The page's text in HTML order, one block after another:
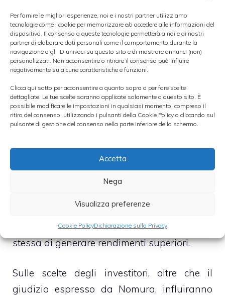
Per fornire le migliori esperienze, noi e i nostri partner utilizziamo
tecnologie come i cookie per memorizzare e/o accedere alle informazioni del
dispositivo. Il consenso a queste tecnologie permetterà a noi e ai nostri
partner di elaborare dati personali come il comportamento durante la
navigazione o gli ID univoci su questo sito e di mostrare annunci (non)
personalizzati. Non acconsentire o ritirare il consenso può influire
negativamente su alcune caratteristiche e funzioni.
Clicca qui sotto per acconsentire a quanto sopra o per fare scelte
dettagliate. Le tue scelte saranno applicate solamente a questo sito. È
possibile modificare le impostazioni in qualsiasi momento, compreso il
ritiro del consenso, utilizzando i pulsanti della Cookie Policy o cliccando sul
pulsante di gestione del consenso nella parte inferiore dello schermo.
Accetta
Nega
Visualizza preferenze
Cookie PolicyDichiarazione sulla Privacy
Tuttavia, nonostante il downgrade, gli
esperti di Nomura continuano ad essere
fiduciosi verso il modello di business di
Saipem e si dicono sicuri delleampie
medio periodo, soprattutto per quanto
riguarda il settore dei sottomarini, per il
quale si prevede un incremento piuttosto
elevato nel corso del prossimo anno alla
luce dei numerosi progetti che sono già stati
approvati. Si stima inoltre sia nel 2013 che
sostenuta da prezzi dell’energia più
favorevoli e dalla capacità della società
stessa di generare rendimenti superiori.
Sulle scelte degli investitori, oltre che il
giudizio espresso da Nomura, influiranno